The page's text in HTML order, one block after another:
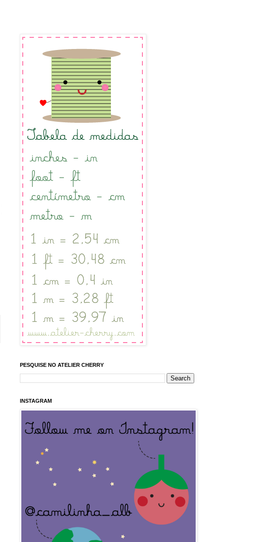
PESQUISE NO ATELIER CHERRY
INSTAGRAM